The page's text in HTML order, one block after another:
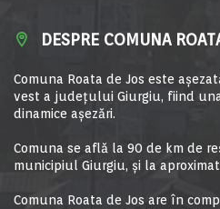
DESPRE COMUNA
Comuna Roata de Jos este
vest a judeţului Giurgiu, fiind
dinamice aşezări.
Comuna se află la 90 de km de
municipiul Giurgiu, şi la
Comuna Roata de Jos are în